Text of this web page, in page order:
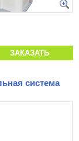
ЗАКАЗАТЬ
система